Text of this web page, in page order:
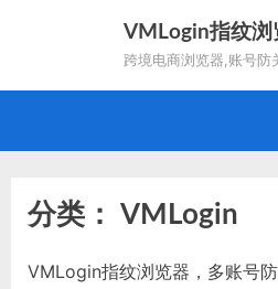
VMLogin指纹浏
跨境电商浏览器,账号防
分类： VMLogin
VMLogin指纹浏览器，多账号